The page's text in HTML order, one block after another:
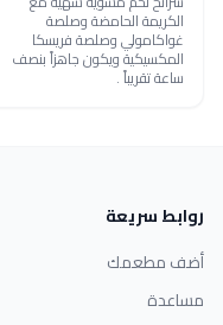
الكريمة الحامضة وصلصة
غواكامولي وصلصة فريسكا
المكسيكية ويكون جاهزاً بنصف
ساعة تقريباً .
روابط سريعة
أضف مطعمك
مساعدة